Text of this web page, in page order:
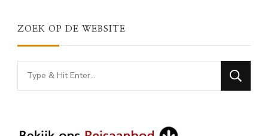
ZOEK OP DE WEBSITE
Looking
for